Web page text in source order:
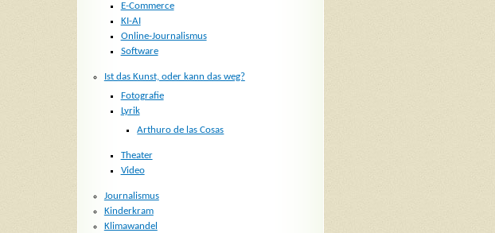
E-Commerce
KI-AI
Online-Journalismus
Software
Ist das Kunst, oder kann das weg?
Fotografie
Lyrik
Arthuro de las Cosas
Theater
Video
Journalismus
Kinderkram
Klimawandel